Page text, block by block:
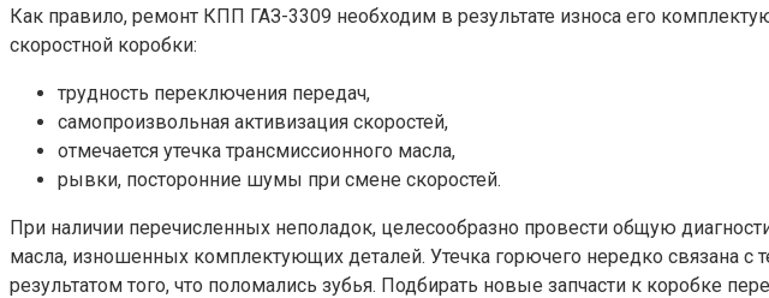
Как правило, ремонт КПП ГАЗ-3309 необходим в результате износа его
скоростной коробки:
трудность переключения передач,
самопроизвольная активизация скоростей,
отмечается утечка трансмиссионного масла,
рывки, посторонние шумы при смене скоростей.
При наличии перечисленных неполадок, целесообразно провести общую
масла, изношенных комплектующих деталей. Утечка горючего нередко связана
результатом того, что поломались зубья. Подбирать новые запчасти к коробке